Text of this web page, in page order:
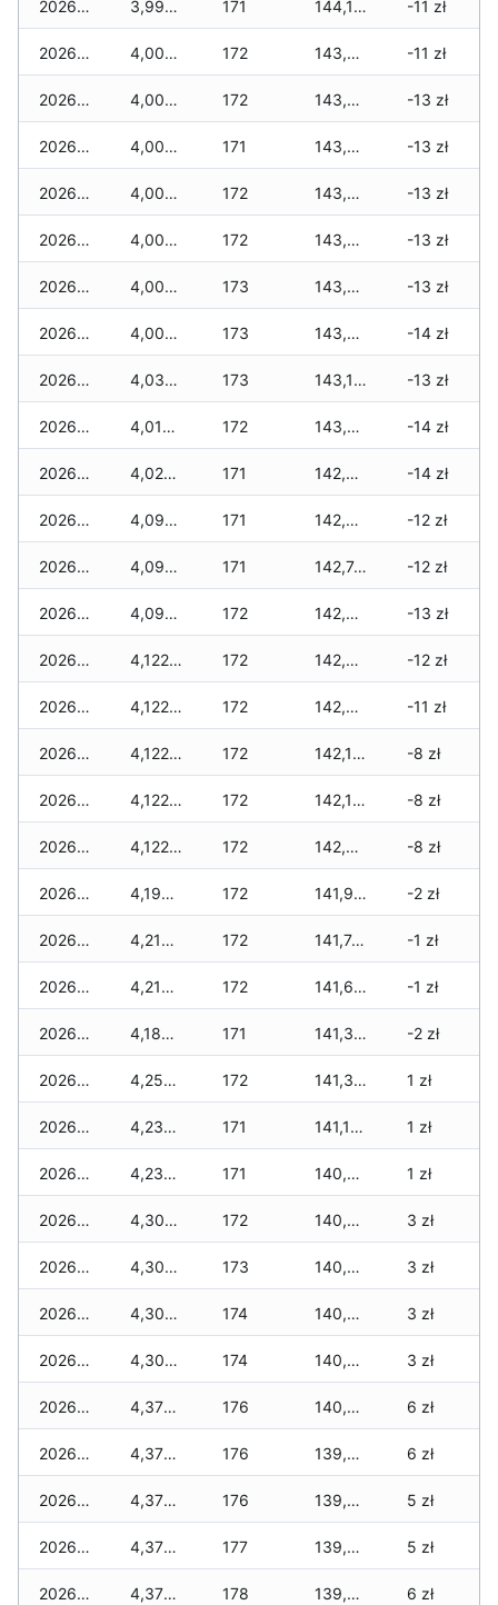
2026-05-08 3,992 zł 171 144,127 zł -11 zł
2026-05-07 4,000 zł 172 143,969 zł -11 zł
2026-05-06 4,008 zł 172 143,891 zł -13 zł
2026-05-05 4,000 zł 171 143,801 zł -13 zł
2026-05-04 4,000 zł 172 143,703 zł -13 zł
2026-05-03 4,000 zł 172 143,573 zł -13 zł
2026-05-02 4,008 zł 173 143,465 zł -13 zł
2026-05-01 4,008 zł 173 143,215 zł -14 zł
2026-04-30 4,036 zł 173 143,135 zł -13 zł
2026-04-29 4,016 zł 172 143,061 zł -14 zł
2026-04-28 4,022 zł 171 142,893 zł -14 zł
2026-04-27 4,092 zł 171 142,819 zł -12 zł
2026-04-26 4,092 zł 171 142,745 zł -12 zł
2026-04-25 4,092 zł 172 142,565 zł -13 zł
2026-04-24 4,122 zł 172 142,423 zł -12 zł
2026-04-23 4,122 zł 172 142,349 zł -11 zł
2026-04-22 4,122 zł 172 142,195 zł -8 zł
2026-04-21 4,122 zł 172 142,137 zł -8 zł
2026-04-20 4,122 zł 172 142,043 zł -8 zł
2026-04-19 4,192 zł 172 141,977 zł -2 zł
2026-04-18 4,212 zł 172 141,741 zł -1 zł
2026-04-17 4,212 zł 172 141,631 zł -1 zł
2026-04-16 4,182 zł 171 141,399 zł -2 zł
2026-04-15 4,252 zł 172 141,385 zł 1 zł
2026-04-14 4,236 zł 171 141,111 zł 1 zł
2026-04-13 4,236 zł 171 140,917 zł 1 zł
2026-04-12 4,300 zł 172 140,581 zł 3 zł
2026-04-11 4,300 zł 173 140,515 zł 3 zł
2026-04-10 4,300 zł 174 140,351 zł 3 zł
2026-04-09 4,300 zł 174 140,053 zł 3 zł
2026-04-08 4,370 zł 176 140,001 zł 6 zł
2026-04-07 4,370 zł 176 139,827 zł 6 zł
2026-04-06 4,370 zł 176 139,749 zł 5 zł
2026-04-05 4,370 zł 177 139,647 zł 5 zł
2026-04-04 4,370 zł 178 139,549 zł 6 zł